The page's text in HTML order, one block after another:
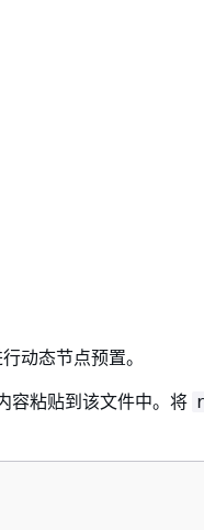
动态节点预置。
容粘贴到该文件中。将